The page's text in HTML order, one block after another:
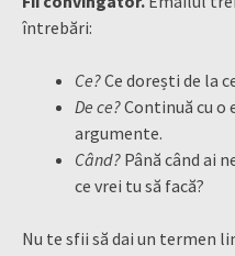
întrebări:
Ce?Ce dorești de la
De ce?Continuă cu o
argumente.
Când? Până când ai
ce vrei tu să facă?
Nu te sfii să dai un termen